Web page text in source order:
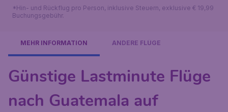
*Hin- und Rückflug pro Person, inklusive Steuern, exklusive € 19,99
Buchungsgebühr.
MEHR INFORMATION ANDERE FLÜGE
Günstige Lastminute Flüge
nach Guatemala auf